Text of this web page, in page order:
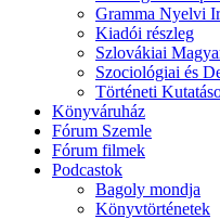
Gramma Nyelvi
Kiadói részleg
Szlovákiai
Szociológiai és
Történeti
Könyváruház
Fórum Szemle
Fórum filmek
Podcastok
Bagoly mondja
Könyvtörténetek